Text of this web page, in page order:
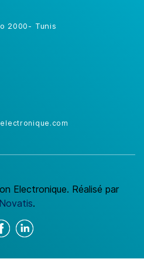
2000- Tunis
Electronique. Réalisé par
.